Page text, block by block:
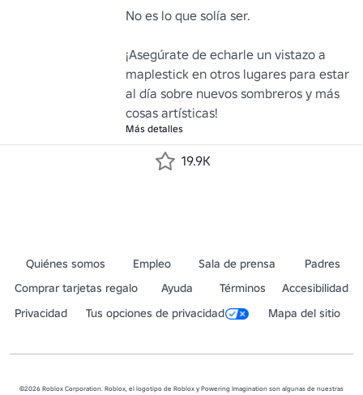
No es lo que solía ser.
¡Asegúrate de echarle un vistazo a
maplestick en otros lugares para estar
al día sobre nuevos sombreros y más
cosas artísticas!
Más detalles
19.9K
Quiénes somos Empleo Sala de prensa
Padres
Comprar tarjetas regalo
Ayuda Términos
Accesibilidad
Privacidad
Tus opciones de privacidad Mapa del sitio
©2026 Roblox Corporation. Roblox, el logotipo de Roblox y Powering Imagination son algunas de nuestras